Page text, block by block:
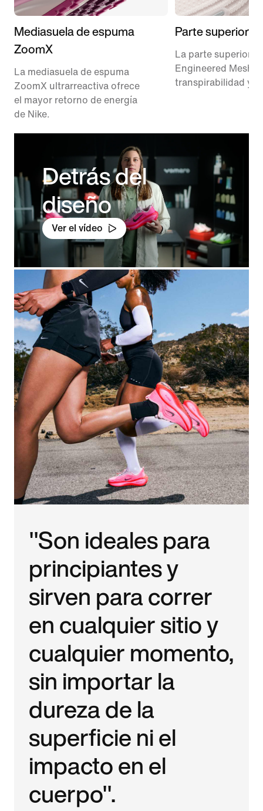
Mediasuela de espuma
ZoomX
La mediasuela de espuma
ZoomX ultrarreactiva ofrece
el mayor retorno de energía
de Nike.
Parte superior
La parte superior
Engineered Mesh
transpirabilidad y
Detrás del
diseño
Ver el vídeo
"Son ideales para
principiantes y
sirven para correr
en cualquier sitio y
cualquier momento,
sin importar la
dureza de la
superficie ni el
impacto en el
cuerpo".